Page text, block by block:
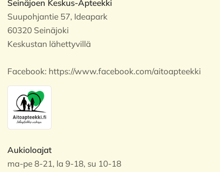
Seinäjoen Keskus-Apteekki
Suupohjantie 57, Ideapark
60320 Seinäjoki
Keskustan lähettyvillä
Facebook: https://www.facebook.com/aitoapteekki
Aukioloajat
ma-pe 8-21, la 9-18, su 10-18